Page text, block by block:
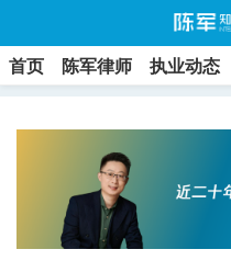
首页 陈军律师 执业动态